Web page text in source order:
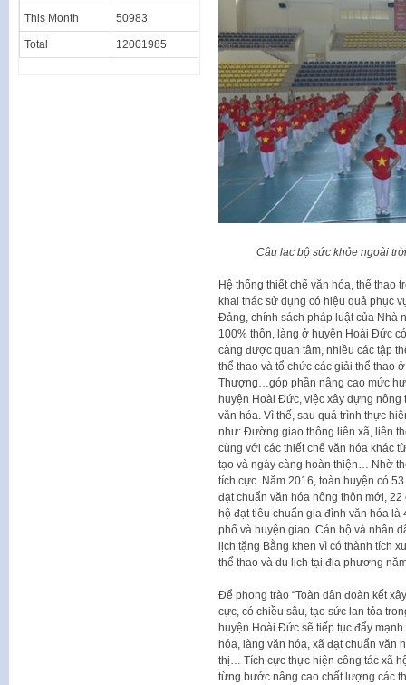
Câu lạc bộ sức khỏe ngoài
Hệ thống thiết chế văn hóa, thể thao
khai thác sử dụng có hiệu quả phục
Đảng, chính sách pháp luật của Nhà
100% thôn, làng ở huyện Hoài Đức
càng được quan tâm, nhiều các tập
thể thao và tổ chức các giải thể thao
Thượng…góp phần nâng cao mức
huyện Hoài Đức, việc xây dựng
văn hóa. Vì thế, sau quá trình thực
như: Đường giao thông liên xã, liên
cùng với các thiết chế văn hóa khác
tạo và ngày càng hoàn thiện… Nhờ
tích cực. Năm 2016, toàn huyện có
đạt chuẩn văn hóa nông thôn mới,
hộ đạt tiêu chuẩn gia đình văn hóa là
phố và huyện giao. Cán bộ và nhân
lịch tặng Bằng khen vì có thành tích
thể thao và du lịch tại địa phương
Để phong trào “Toàn dân đoàn kết
cực, có chiều sâu, tạo sức lan tỏa
huyện Hoài Đức sẽ tiếp tục đẩy
hóa, làng văn hóa, xã đạt chuẩn văn
thị… Tích cực thực hiện công tác xã
từng bước nâng cao chất lượng các
This Month 50983
Total 12001985